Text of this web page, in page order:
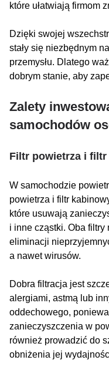
które ułatwiają firmom
Dzięki swojej
stały się niezbędnym
przemysłu. Dlatego
dobrym stanie, aby
Zalety
samochodów
Filtr powietrza i
W samochodzie
powietrza i filtr
które usuwają
i inne cząstki. Oba
eliminacji
a nawet wirusów.
Dobra filtracja jest
alergiami, astmą lub
oddechowego,
zanieczyszczenia w
również prowadzić do
obniżenia jej